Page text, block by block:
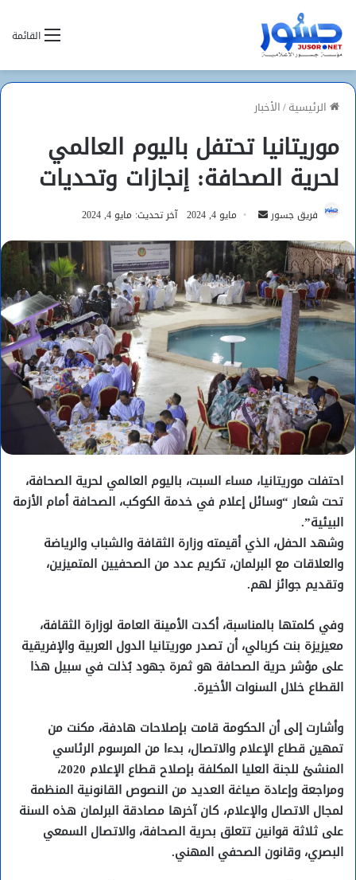
القائمة
الرئيسية/الأخبار
موريتانيا تحتفل باليوم العالمي
لحرية الصحافة: إنجازات وتحديات
فريق جسور
أرسل
إلكترونيا
مايو 4, 2024 آخر تحديث: مايو 4, 2024
احتفلت موريتانيا، مساء السبت، باليوم العالمي لحرية الصحافة،
تحت شعار “وسائل إعلام في خدمة الكوكب، الصحافة أمام الأزمة
البيئية”.
وشهد الحفل، الذي أقيمته وزارة الثقافة والشباب والرياضة
والعلاقات مع البرلمان، تكريم عدد من الصحفيين المتميزين،
وتقديم جوائز لهم.
وفي كلمتها بالمناسبة، أكدت الأمينة العامة لوزارة الثقافة،
معيزيزة بنت كربالي، أن تصدر موريتانيا الدول العربية والإفريقية
على مؤشر حرية الصحافة هو ثمرة جهود بُذلت في سبيل هذا
القطاع خلال السنوات الأخيرة.
وأشارت إلى أن الحكومة قامت بإصلاحات هادفة، مكنت من
تمهين قطاع الإعلام والاتصال، بدءا من المرسوم الرئاسي
المنشئ للجنة العليا المكلفة بإصلاح قطاع الإعلام 2020،
ومراجعة وإعادة صياغة العديد من النصوص القانونية المنظمة
لمجال الاتصال والإعلام، كان آخرها مصادقة البرلمان هذه السنة
على ثلاثة قوانين تتعلق بحرية الصحافة، والاتصال السمعي
البصري، وقانون الصحفي المهني.